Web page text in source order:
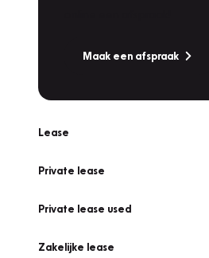
Maak een afspraak
Lease
Private lease
Private lease used
Zakelijke lease